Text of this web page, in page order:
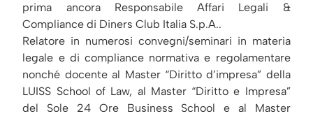
prima ancora Responsabile Affari Legali &
Compliance di Diners Club Italia S.p.A..
Relatore in numerosi convegni/seminari in materia
legale e di compliance normativa e regolamentare
nonché docente al Master “Diritto d’impresa” della
LUISS School of Law, al Master “Diritto e Impresa”
del Sole 24 Ore Business School e al Master